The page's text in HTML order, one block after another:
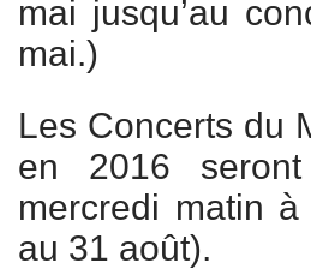
mai jusqu’au
mai.)
Les Concerts du
en 2016
mercredi matin
au 31 août).